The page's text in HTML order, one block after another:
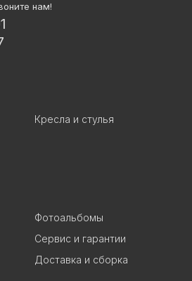
нам!
Кресла и стулья
Фотоальбомы
Сервис и гарантии
Доставка и сборка